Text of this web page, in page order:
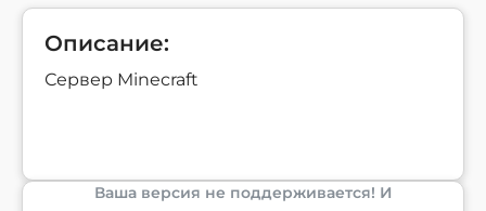
Описание:
Сервер Minecraft
Ваша версия не поддерживается! И